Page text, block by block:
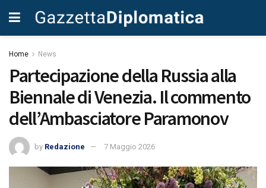
Home News
Partecipazione della Russia alla
Biennale di Venezia. Il commento
dell’Ambasciatore Paramonov
by Redazione 7 Maggio 2026